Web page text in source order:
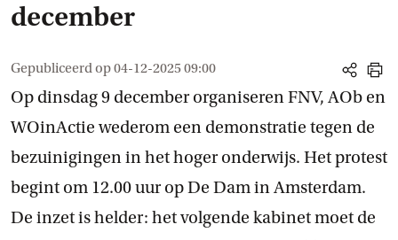
december
Gepubliceerd op04-12-2025 09:00
share
print
Op dinsdag 9 december organiseren FNV, AOb en
WOinActie wederom een demonstratie tegen de
bezuinigingen in het hoger onderwijs. Het protest
begint om 12.00 uur op De Dam in Amsterdam.
De inzet is helder: het volgende kabinet moet de